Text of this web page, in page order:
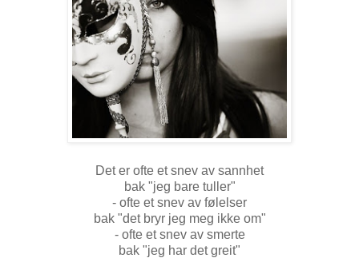
Det er ofte et snev av sannhet
bak "jeg bare tuller"
- ofte et snev av følelser
bak "det bryr jeg meg ikke om"
- ofte et snev av smerte
bak "jeg har det greit"